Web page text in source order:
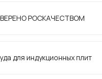
РОСКАЧЕСТВОМ
для индукционных плит